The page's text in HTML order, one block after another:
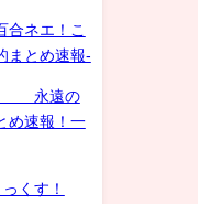
合ネエ！こ
まとめ速報-
！ 永遠の
め速報！一
くす！